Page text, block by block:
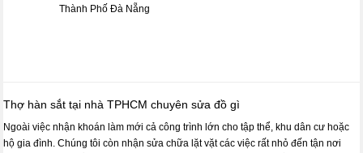
Thành Phố Đà Nẵng
Thợ hàn sắt tại nhà TPHCM chuyên sửa đồ gì
Ngoài việc nhận khoán làm mới cả công trình lớn cho tập thể, khu dân cư hoặc
hộ gia đình. Chúng tôi còn nhận sửa chữa lặt vặt các việc rất nhỏ đến tận nơi